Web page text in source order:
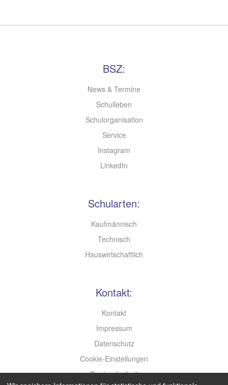
BSZ:
News & Termine
Schulleben
Schulorganisation
Service
Instagram
LinkedIn
Schularten:
Kaufmännisch
Technisch
Hauswirtschaftlich
Kontakt:
Kontakt
Impressum
Datenschutz
Cookie-Einstellungen
Barrierefreiheit